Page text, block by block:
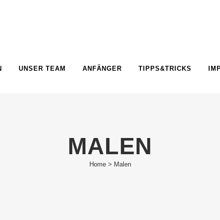
UNSER TEAM ANFÄNGER TIPPS&TRICKS
MALEN
Home> Malen